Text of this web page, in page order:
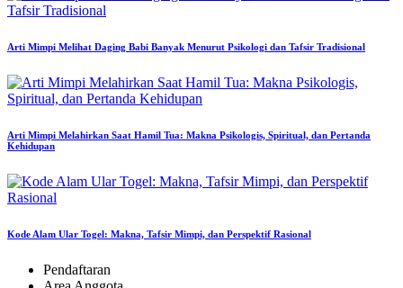
Arti Mimpi Melihat Daging Babi Banyak Menurut Psikologi dan Tafsir Tradisional
Arti Mimpi Melahirkan Saat Hamil Tua: Makna Psikologis, Spiritual, dan Pertanda
Kehidupan
Kode Alam Ular Togel: Makna, Tafsir Mimpi, dan Perspektif Rasional
Pendaftaran